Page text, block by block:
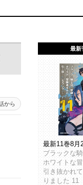
から
最新
最新11巻8月
ブラックな
ホワイトな
引き抜かれ
りました 11